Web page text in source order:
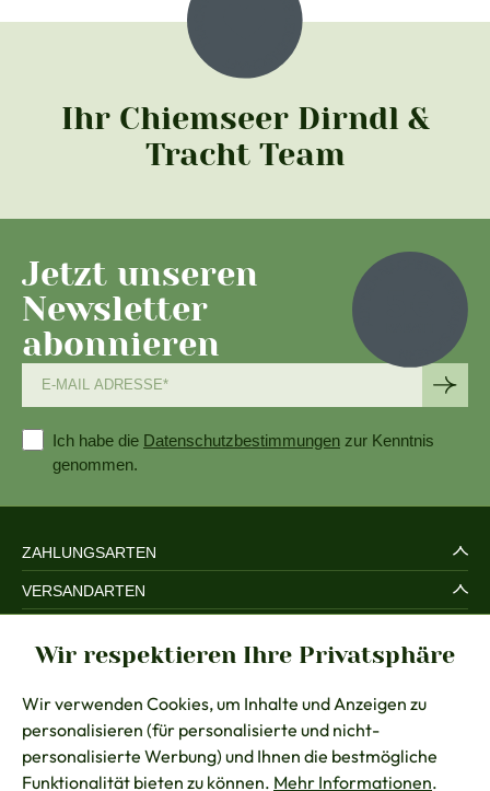
Ihr Chiemseer Dirndl &
Tracht Team
Jetzt unseren
Newsletter
abonnieren
Ich habe die Datenschutzbestimmungen zur Kenntnis
genommen.
ZAHLUNGSARTEN
VERSANDARTEN
RECHTLICHES
BERATUNG
KONTAKT
Wir respektieren Ihre Privatsphäre
Wir verwenden Cookies, um Inhalte und Anzeigen zu
personalisieren (für personalisierte und nicht-
personalisierte Werbung) und Ihnen die bestmögliche
Funktionalität bieten zu können. Mehr Informationen.